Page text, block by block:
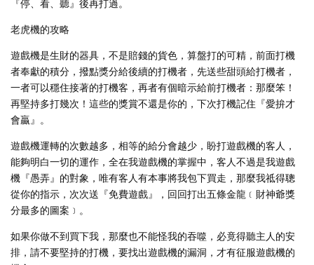
『停、看、聽』後再打過。
老虎機的攻略
遊戲機是生財的器具，不是賠錢的貨色，算盤打的可精，前面打機
者奉獻的積分，撥點獎分給後續的打機者，先送些甜頭給打機者，
一者可以穩住接著的打機客，再者有個暗示給前打機者：那麼笨！
再堅持多打幾次！這些的獎賞不還是你的，下次打機記住『愛拚才
會贏』。
遊戲機運轉的次數越多，相等的給分會越少，盼打遊戲機的客人，
能夠明白一切的運作，全在我遊戲機的掌握中，客人不過是我遊戲
機『愚弄』的對象，唯有客人有本事將我包下買走，那麼我祗得聰
從你的指示，次次送『免費遊戲』，回回打出五條金龍﹝財神爺獎
分最多的圖案﹞。
如果你做不到買下我，那麼也不能怪我的吞噬，必竟得聽主人的安
排，請不要堅持的打機，要找出遊戲機的漏洞，才有征服遊戲機的